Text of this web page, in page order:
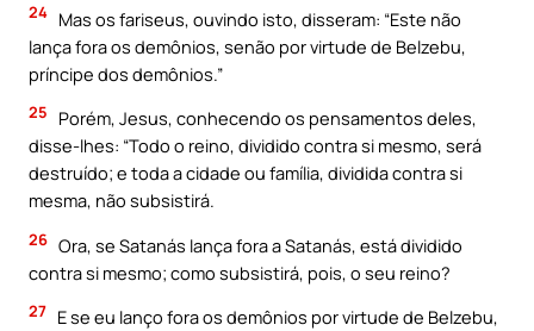
24 Mas os fariseus, ouvindo isto, disseram: “Este não
lança fora os demônios, senão por virtude de Belzebu,
príncipe dos demônios.”
25
Porém, Jesus, conhecendo os pensamentos deles,
disse-lhes: “Todo o reino, dividido contra si mesmo, será
destruído; e toda a cidade ou família, dividida contra si
mesma, não subsistirá.
26 Ora, se Satanás lança fora a Satanás, está dividido
contra si mesmo; como subsistirá, pois, o seu reino?
27 E se eu lanço fora os demônios por virtude de Belzebu,